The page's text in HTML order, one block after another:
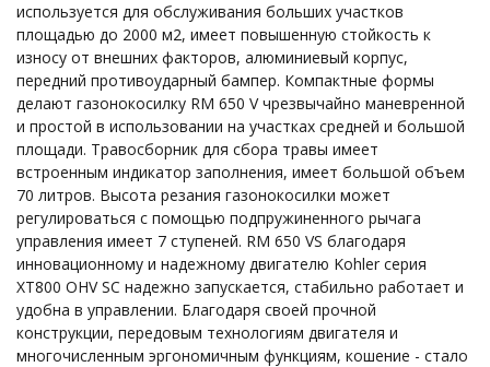
используется для обслуживания больших участков
площадью до 2000 м2, имеет повышенную стойкость к
износу от внешних факторов, алюминиевый корпус,
передний противоударный бампер. Компактные формы
делают газонокосилку RM 650 V чрезвычайно маневренной
и простой в использовании на участках средней и большой
площади. Травосборник для сбора травы имеет
встроенным индикатор заполнения, имеет большой объем
70 литров. Высота резания газонокосилки может
регулироваться с помощью подпружиненного рычага
управления имеет 7 ступеней. RM 650 VS благодаря
инновационному и надежному двигателю Kohler серия
XT800 OHV SC надежно запускается, стабильно работает и
удобна в управлении. Благодаря своей прочной
конструкции, передовым технологиям двигателя и
многочисленным эргономичным функциям, кошение - стало